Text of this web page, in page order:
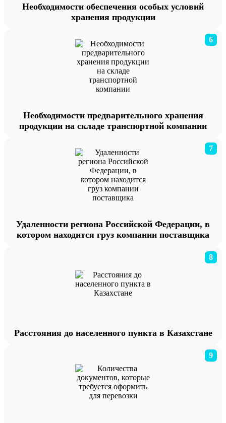
Необходимости обеспечения особых условий
хранения продукции
6
Необходимости предварительного хранения
продукции на складе транспортной компании
7
Удаленности региона Российской Федерации, в
котором находится груз компании поставщика
8
Расстояния до населенного пункта в Казахстане
9